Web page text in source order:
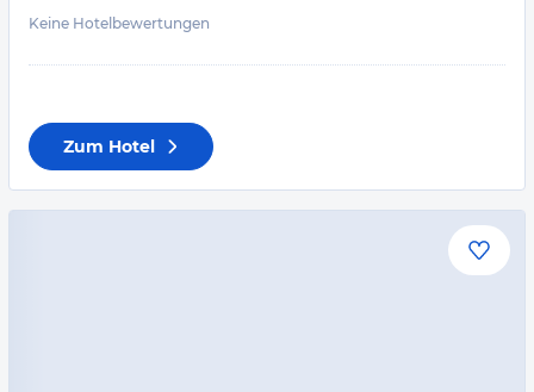
Keine Hotelbewertungen
Zum Hotel